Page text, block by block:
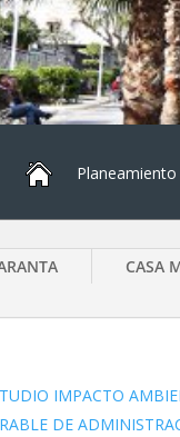
Planeamiento
CASA
IMPACTO
DE